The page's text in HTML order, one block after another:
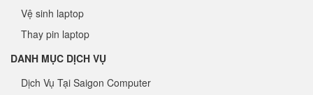
Vệ sinh laptop
Thay pin laptop
DANH MỤC DỊCH VỤ
Dịch Vụ Tại Saigon Computer